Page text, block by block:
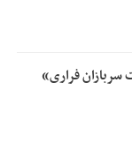
سربازان فراری»